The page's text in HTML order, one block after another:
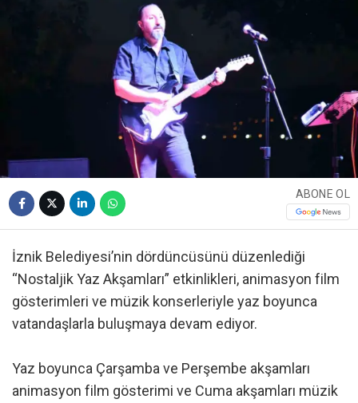
ABONE OL
İznik Belediyesi’nin dördüncüsünü düzenlediği
“Nostaljik Yaz Akşamları” etkinlikleri, animasyon film
gösterimleri ve müzik konserleriyle yaz boyunca
vatandaşlarla buluşmaya devam ediyor.
Yaz boyunca Çarşamba ve Perşembe akşamları
animasyon film gösterimi ve Cuma akşamları müzik